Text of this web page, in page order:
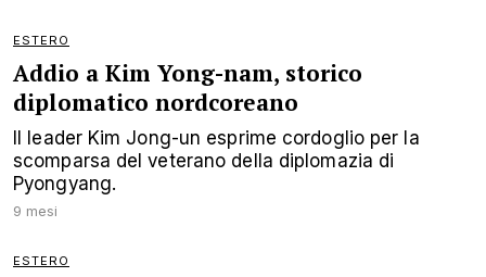
ESTERO
Addio a Kim Yong-nam, storico
diplomatico nordcoreano
Il leader Kim Jong-un esprime cordoglio per la
scomparsa del veterano della diplomazia di
Pyongyang.
9 mesi
ESTERO